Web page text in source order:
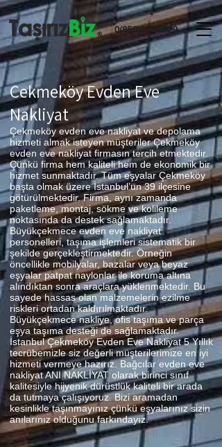
0(850)302-3529
Çekmeköy Evden Eve
Nakliyat
Çekmeköy evden eve nakliyat ve depolama
hizmeti almak isteyen müşteriler Çekmeköy
evden eve nakliyat firmasın tercih etmektedir.
Çünkü firma hem kaliteli hem de ekonomik bir
hizmet sunmaktadır. Tüm eşyalar Çekmeköy
başta olmak üzere İstanbul’un 39 ilçesine
götürülmektedir. Firma, aynı zamanda
paketleme, montaj, sökme ve kolileme
noktasında da destek sağlamaktadır.
Büyükçekmece evden eve nakliyat
personelleri, taşıma işlemleri sistematik bir
şekilde gerçekleştirmektedir. Örneğin
öncellikle mobilyalar, bazalar veya beyaz
eşyalar patpat naylonlar ile koruma altına
alındıktan sonra araçlara yüklenmektedir. Bu
sayede hassas olan malzemelerin ezilme
riskleri ortadan kaldırılmaktadır.
Büyükçekmece nakliye, ofis taşıma ve parça
eşya taşıma desteği de sağlamaktadır.
İstanbul Çekmeköy Evden Eve Nakliyat 5 Yıllık
tecrübemizle siz değerli müşterilerimize en iyi
hizmeti vermeye hazırız. Bağcılar evden eve
nakliyat ANI NAKLİYAT olarak birinci sınıf
kalitesiyle hijyenik dürüstlük kaliteli bir arada
da tutmaya çalışıyoruz. Bizi aramadan
kesinlikle taşınmayınız çünkü eşyalarınız sizin
anılarınız olduğunu farkındayız.